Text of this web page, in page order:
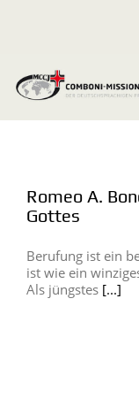
Romeo A.
Gottes
Berufung ist ein
ist wie ein
Als jüngstes [...]